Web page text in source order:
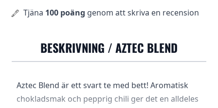
Tjäna 100 poäng genom att skriva en recension
BESKRIVNING /AZTEC BLEND
Aztec Blend är ett svart te med bett! Aromatisk
chokladsmak och pepprig chili ger det en alldeles